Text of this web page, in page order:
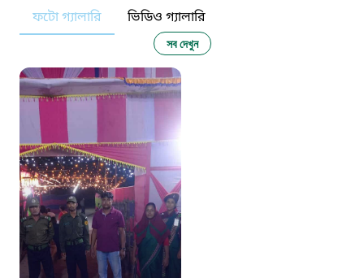
নারী ও শিশু নির্যাতন প্রতিরোধ
১০৬
দুদক
১০২
দুর্যোগের আগাম বার্তা
১৬১২২
ফটো গ্যালারি ভিডিও গ্যালারি
সব দেখুন